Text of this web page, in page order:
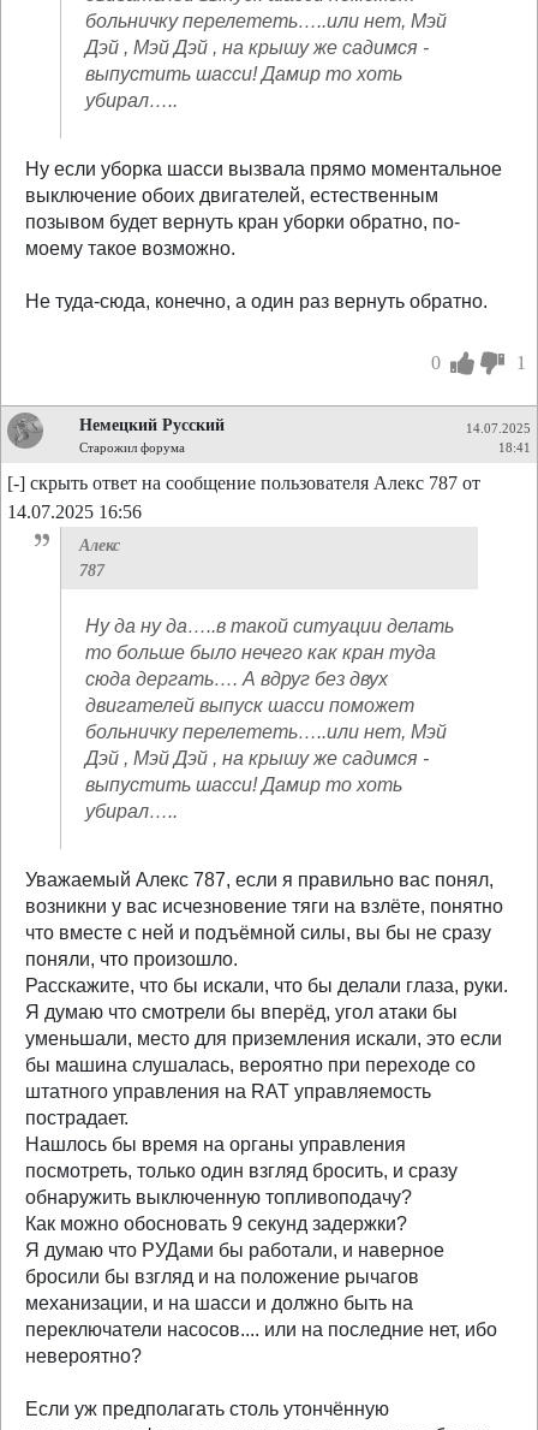
больничку перелететь…..или нет, Мэй
Дэй , Мэй Дэй , на крышу же садимся -
выпустить шасси! Дамир то хоть
убирал…..
Ну если уборка шасси вызвала прямо моментальное
выключение обоих двигателей, естественным
позывом будет вернуть кран уборки обратно, по-
моему такое возможно.
Не туда-сюда, конечно, а один раз вернуть обратно.
0 1
Немецкий Русский
Старожил форума
14.07.2025
18:41
[-] скрыть ответ на сообщение пользователя Алекс 787 от
14.07.2025 16:56
Алекс
787
Ну да ну да…..в такой ситуации делать
то больше было нечего как кран туда
сюда дергать…. А вдруг без двух
двигателей выпуск шасси поможет
больничку перелететь…..или нет, Мэй
Дэй , Мэй Дэй , на крышу же садимся -
выпустить шасси! Дамир то хоть
убирал…..
Уважаемый Алекс 787, если я правильно вас понял,
возникни у вас исчезновение тяги на взлёте, понятно
что вместе с ней и подъёмной силы, вы бы не сразу
поняли, что произошло.
Расскажите, что бы искали, что бы делали глаза, руки.
Я думаю что смотрели бы вперёд, угол атаки бы
уменьшали, место для приземления искали, это если
бы машина слушалась, вероятно при переходе со
штатного управления на RAT управляемость
пострадает.
Нашлось бы время на органы управления
посмотреть, только один взгляд бросить, и сразу
обнаружить выключенную топливоподачу?
Как можно обосновать 9 секунд задержки?
Я думаю что РУДами бы работали, и наверное
бросили бы взгляд и на положение рычагов
механизации, и на шасси и должно быть на
переключатели насосов.... или на последние нет, ибо
невероятно?
Если уж предполагать столь утончённую